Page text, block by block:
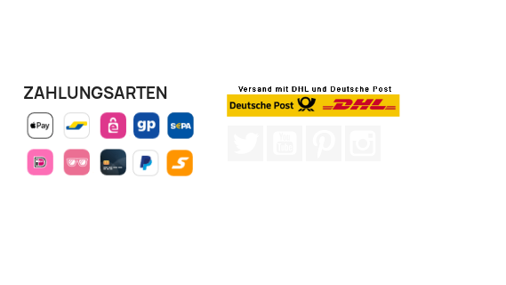
ZAHLUNGSARTEN